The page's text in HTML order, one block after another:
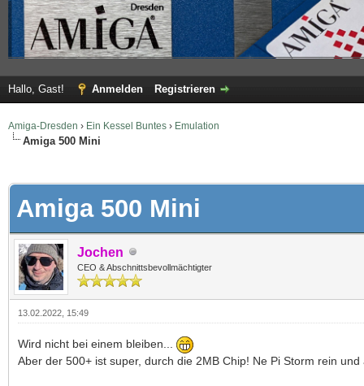
Hallo, Gast! Anmelden Registrieren
Amiga-Dresden › Ein Kessel Buntes › Emulation
Amiga 500 Mini
Amiga 500 Mini
Jochen
CEO & Abschnittsbevollmächtigter
13.02.2022, 15:49
Wird nicht bei einem bleiben...
Aber der 500+ ist super, durch die 2MB Chip! Ne Pi Storm rein und